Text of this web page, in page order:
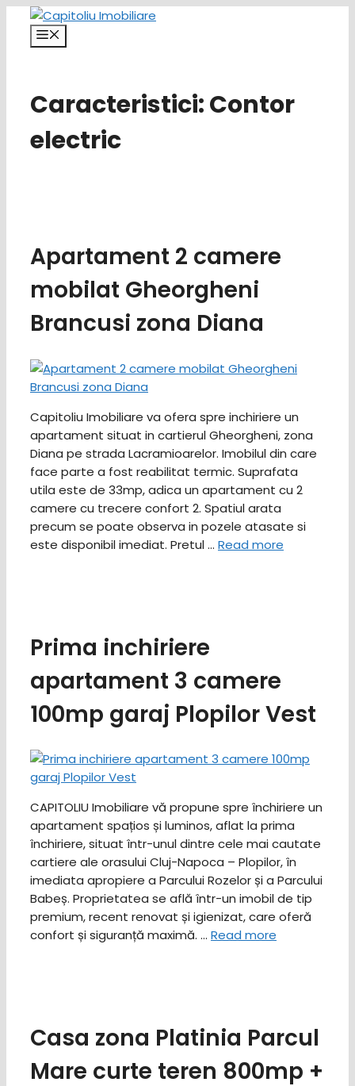
conținut
Caracteristici:Contor
electric
Apartament 2 camere
mobilat Gheorgheni
Brancusi zona Diana
Capitoliu Imobiliare va ofera spre inchiriere un
apartament situat in cartierul Gheorgheni, zona
Diana pe strada Lacramioarelor. Imobilul din care
face parte a fost reabilitat termic. Suprafata
utila este de 33mp, adica un apartament cu 2
camere cu trecere confort 2. Spatiul arata
precum se poate observa in pozele atasate si
este disponibil imediat. Pretul … Read more
Prima inchiriere
apartament 3 camere
100mp garaj Plopilor Vest
CAPITOLIU Imobiliare vă propune spre închiriere un
apartament spațios și luminos, aflat la prima
închiriere, situat într-unul dintre cele mai cautate
cartiere ale orasului Cluj-Napoca – Plopilor, în
imediata apropiere a Parcului Rozelor și a Parcului
Babeș. ​Proprietatea se află într-un imobil de tip
premium, recent renovat și igienizat, care oferă
confort și siguranță maximă. … Read more
Casa zona Platinia Parcul
Mare curte teren 800mp +